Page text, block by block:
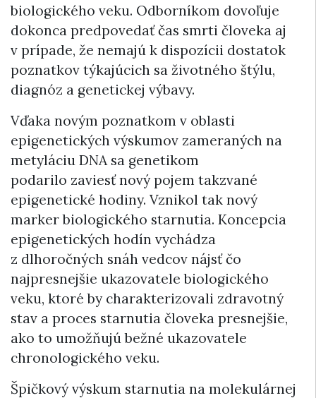
biologického veku. Odborníkom dovoľuje
dokonca predpovedať čas smrti človeka aj
v prípade, že nemajú k dispozícii dostatok
poznatkov týkajúcich sa životného štýlu,
diagnóz a genetickej výbavy.
Vďaka novým poznatkom v oblasti
epigenetických výskumov zameraných na
metyláciu DNA sa genetikom
podarilo zaviesť nový pojem takzvané
epigenetické hodiny. Vznikol tak nový
marker biologického starnutia. Koncepcia
epigenetických hodín vychádza
z dlhoročných snáh vedcov nájsť čo
najpresnejšie ukazovatele biologického
veku, ktoré by charakterizovali zdravotný
stav a proces starnutia človeka presnejšie,
ako to umožňujú bežné ukazovatele
chronologického veku.
Špičkový výskum starnutia na molekulárnej